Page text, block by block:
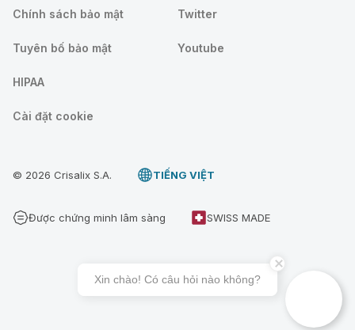
Chính sách bảo mật
Tuyên bố bảo mật
HIPAA
Cài đặt cookie
Twitter
Youtube
© 2026 Crisalix S.A. TIẾNG VIỆT
Được chứng minh lâm sàng SWISS MADE
Xin chào! Có câu hỏi nào không?